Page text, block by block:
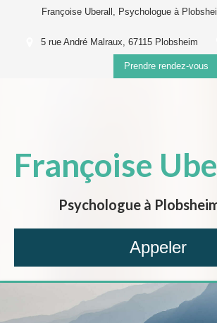
Françoise Uberall, Psychologue à
5 rue André Malraux, 67115 Plobsheim
Prendre rendez-vous
Françoise
Psychologue à
Appeler